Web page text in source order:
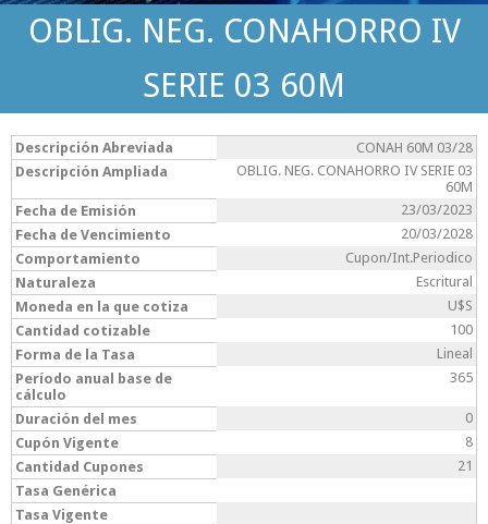
OBLIG. NEG. CONAHORRO IV
SERIE 03 60M
Descripción Abreviada
CONAH 60M 03/28
Descripción Ampliada
OBLIG. NEG. CONAHORRO IV SERIE 03
60M
Fecha de Emisión
23/03/2023
Fecha de Vencimiento
20/03/2028
Comportamiento
Cupon/Int.Periodico
Naturaleza
Escritural
Moneda en la que cotiza
U$S
Cantidad cotizable
100
Forma de la Tasa
Lineal
Período anual base de
cálculo
365
Duración del mes
0
Cupón Vigente
8
Cantidad Cupones
21
Tasa Genérica
Tasa Vigente